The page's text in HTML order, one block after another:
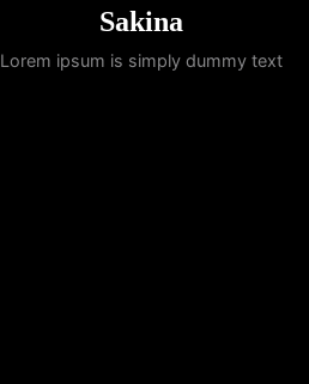
Sakina
Lorem ipsum is simply dummy text